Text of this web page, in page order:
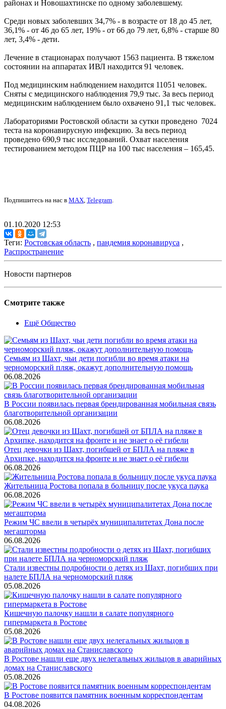
районах и Новошахтинске по одному заболевшему.
Среди новых заболевших 34,7% - в возрасте от 18 до 45 лет,
36,1% - от 46 до 65 лет, 19% - от 66 до 79 лет, 6,8% - старше 80
лет, 3,4% - дети.
Лечение в стационарах получают 1563 пациента. В тяжелом
состоянии на аппаратах ИВЛ находится 91 человек.
Под медицинским наблюдением находится 11051 человек.
Сняты с медицинского наблюдения 79,9 тыс. За весь период
медицинским наблюдением было охвачено 91,1 тыс человек.
Лабораториями Ростовской области за сутки проведено 7024
теста на коронавирусную инфекцию. За весь период
проведено 690,9 тыс исследований. Охват населения
тестированием методом ПЦР на 100 тыс населения – 165,45.
Подпишитесь на нас в MAX, Telegram.
01.10.2020 12:53
Теги: Ростовская область , пандемия коронавируса ,
Распространение
Новости партнеров
Смотрите также
Ещё Общество
Семьям из Шахт, чьи дети погибли во время атаки на
черноморский пляж, окажут дополнительную помощь
06.08.2026
В России появилась первая брендированная мобильная связь
благотворительной организации
06.08.2026
Отец девочки из Шахт, погибшей от БПЛА на пляже в
Архипке, находится на фронте и не знает о её гибели
06.08.2026
Жительница Ростова попала в больницу после укуса паука
06.08.2026
Режим ЧС ввели в четырёх муниципалитетах Дона после
мегашторма
06.08.2026
Стали известны подробности о детях из Шахт, погибших при
налете БПЛА на черноморский пляж
05.08.2026
Кишечную палочку нашли в салате популярного
гипермаркета в Ростове
05.08.2026
В Ростове нашли еще двух нелегальных жильцов в аварийных
домах на Станиславского
05.08.2026
В Ростове появится памятник военным корреспондентам
04.08.2026